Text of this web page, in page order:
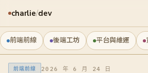
charlie/dev
前端前線 後端工坊 平台與維運
前端前線 2026 年 6 月 24 日